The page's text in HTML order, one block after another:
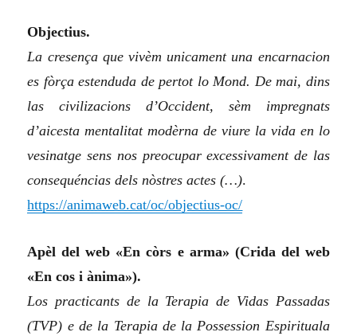
Objectius.
La cresença que vivèm unicament una encarnacion
es fòrça estenduda de pertot lo Mond. De mai, dins
las civilizacions d’Occident, sèm impregnats
d’aicesta mentalitat modèrna de viure la vida en lo
vesinatge sens nos preocupar excessivament de las
consequéncias dels nòstres actes (…).
https://animaweb.cat/oc/objectius-oc/
Apèl del web «En còrs e arma» (Crida del web
«En cos i ànima»).
Los practicants de la Terapia de Vidas Passadas
(TVP) e de la Terapia de la Possession Espirituala